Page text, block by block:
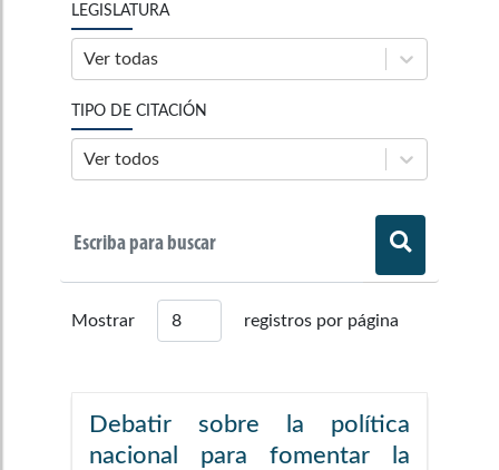
LEGISLATURA
Ver todas
TIPO DE CITACIÓN
Ver todos
Mostrar registros por página
Debatir sobre la política
nacional para fomentar la